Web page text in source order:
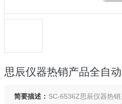
思辰仪器热销产品全自
简要描述： SC-6536Z思辰仪器热